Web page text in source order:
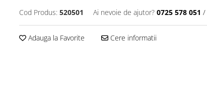
Cod Produs: 520501 Ai nevoie de ajutor? 0725 578 051 /
Adauga la Favorite Cere informatii